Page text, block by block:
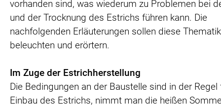
vorhanden sind, was wiederum zu Problemen bei
und der Trocknung des Estrichs führen kann. Die
nachfolgenden Erläuterungen sollen diese
beleuchten und erörtern.
Im Zuge der Estrichherstellung
Die Bedingungen an der Baustelle sind in der Regel
Einbau des Estrichs, nimmt man die heißen